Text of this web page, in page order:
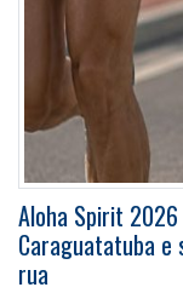
Aloha Spirit
Caraguatatuba e
rua